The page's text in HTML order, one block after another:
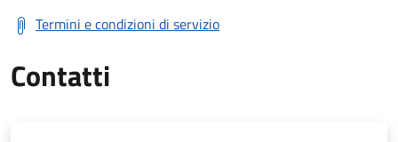
Termini e condizioni di servizio
Contatti